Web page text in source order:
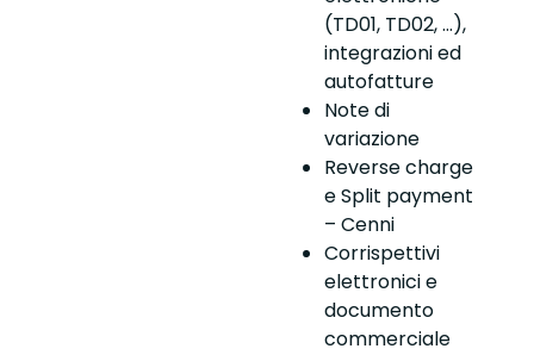
(TD01, TD02, …),
integrazioni ed
autofatture
Note di
variazione
Reverse charge
e Split payment
– Cenni
Corrispettivi
elettronici e
documento
commerciale